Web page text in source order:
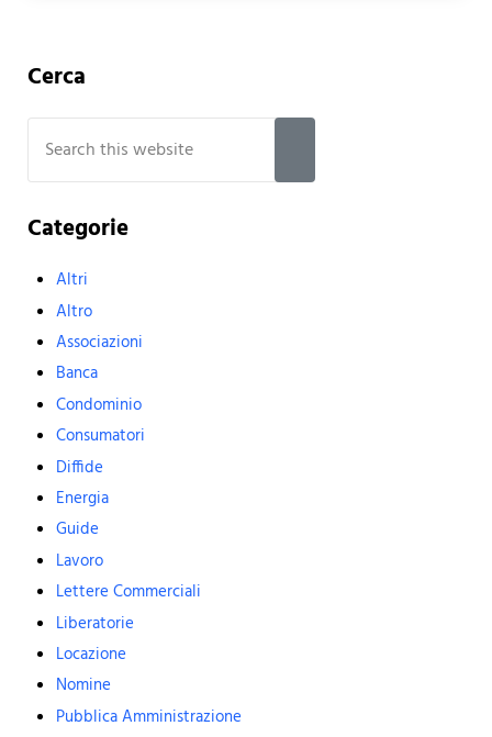
Sidebar
Cerca
Search this website
Categorie
Altri
Altro
Associazioni
Banca
Condominio
Consumatori
Diffide
Energia
Guide
Lavoro
Lettere Commerciali
Liberatorie
Locazione
Nomine
Pubblica Amministrazione